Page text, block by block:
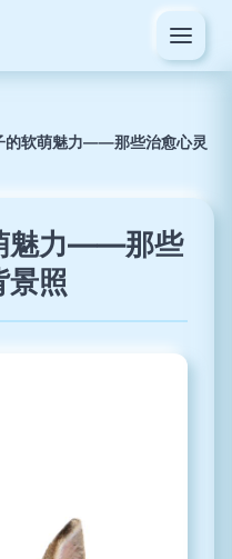
的软萌魅力——那些治愈心灵
魅力——那些
景照